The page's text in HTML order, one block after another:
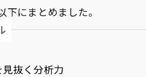
にまとめました。
抜く分析力